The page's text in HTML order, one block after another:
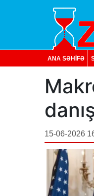
ANA SƏHİFƏ
15-06-2026